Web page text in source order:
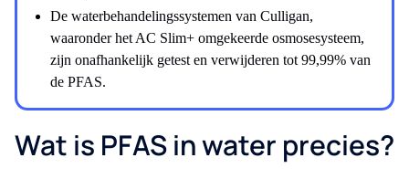
De waterbehandelingssystemen van Culligan,
waaronder het AC Slim+ omgekeerde osmosesysteem,
zijn onafhankelijk getest en verwijderen tot 99,99% van
de PFAS.
Wat is PFAS in water precies?